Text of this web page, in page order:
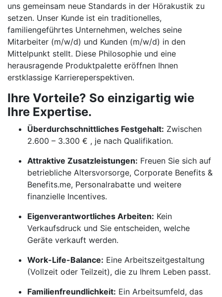
uns gemeinsam neue Standards in der Hörakustik zu
setzen. Unser Kunde ist ein traditionelles,
familiengeführtes Unternehmen, welches seine
Mitarbeiter (m/w/d) und Kunden (m/w/d) in den
Mittelpunkt stellt. Diese Philosophie und eine
herausragende Produktpalette eröffnen Ihnen
erstklassige Karriereperspektiven.
Ihre Vorteile? So einzigartig wie
Ihre Expertise.
Überdurchschnittliches Festgehalt: Zwischen
2.600 – 3.300 € , je nach Qualifikation.
Attraktive Zusatzleistungen: Freuen Sie sich auf
betriebliche Altersvorsorge, Corporate Benefits &
Benefits.me, Personalrabatte und weitere
finanzielle Incentives.
Eigenverantwortliches Arbeiten: Kein
Verkaufsdruck und Sie entscheiden, welche
Geräte verkauft werden.
Work-Life-Balance: Eine Arbeitszeitgestaltung
(Vollzeit oder Teilzeit), die zu Ihrem Leben passt.
Familienfreundlichkeit: Ein Arbeitsumfeld, das